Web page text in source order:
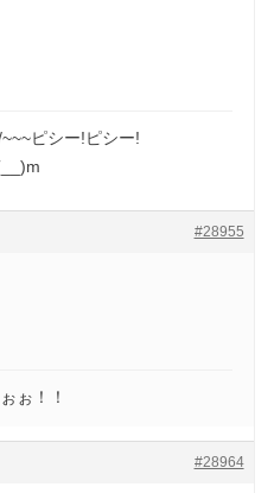
ピシー!ピシー!
#28955
ぉ！！
#28964